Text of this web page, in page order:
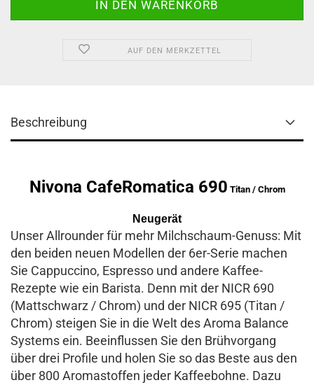
AUF DEN MERKZETTEL
Beschreibung
Nivona CafeRomatica 690 Titan / Chrom
Neugerät
Unser Allrounder für mehr Milchschaum-Genuss: Mit
den beiden neuen Modellen der 6er-Serie machen
Sie Cappuccino, Espresso und andere Kaffee-
Rezepte wie ein Barista. Denn mit der NICR 690
(Mattschwarz / Chrom) und der NICR 695 (Titan /
Chrom) steigen Sie in die Welt des Aroma Balance
Systems ein. Beeinflussen Sie den Brühvorgang
über drei Profile und holen Sie so das Beste aus den
über 800 Aromastoffen jeder Kaffeebohne. Dazu